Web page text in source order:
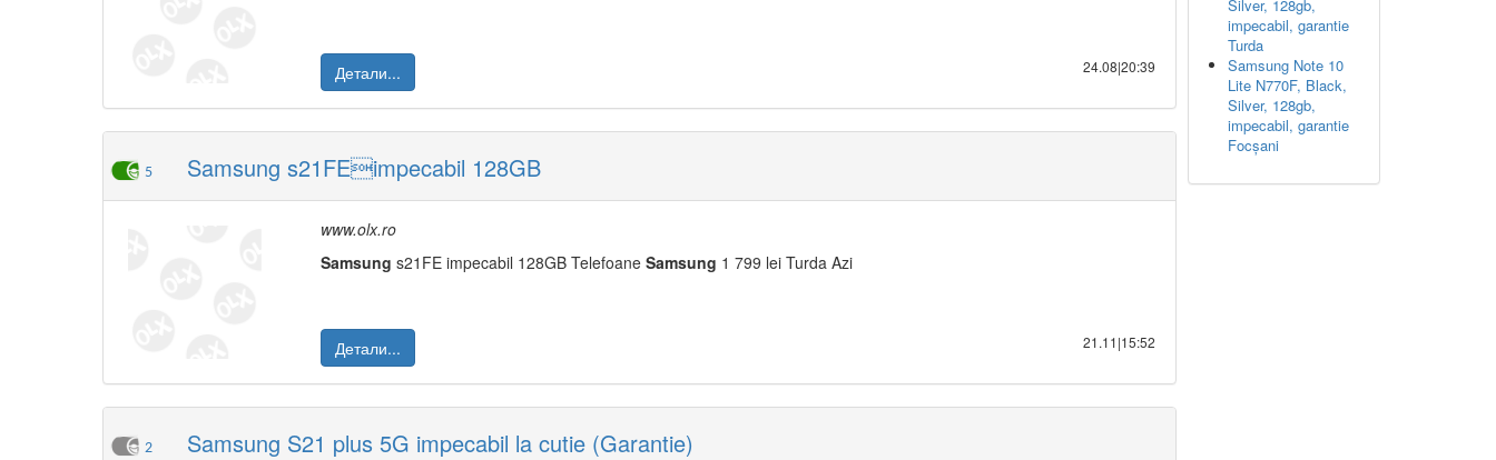
Детали... 24.08|20:39
5 Samsung s21FEimpecabil 128GB
www.olx.ro
Samsung s21FE impecabil 128GB Telefoane Samsung 1 799 lei Turda Azi
Детали... 21.11|15:52
2 Samsung S21 plus 5G impecabil la cutie (Garantie)
Silver, 128gb,
impecabil, garantie
Turda
Samsung Note 10
Lite N770F, Black,
Silver, 128gb,
impecabil, garantie
Focșani